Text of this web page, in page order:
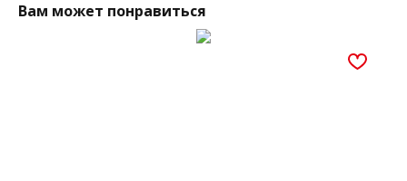
Вам может понравиться